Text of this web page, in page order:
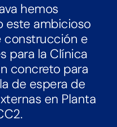
hemos
este ambicioso
construcción e
para la Clínica
concreto para
de espera de
en Planta